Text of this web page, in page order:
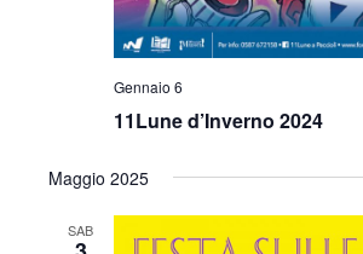
Gennaio 6
11Lune d’Inverno 2024
Maggio 2025
SAB